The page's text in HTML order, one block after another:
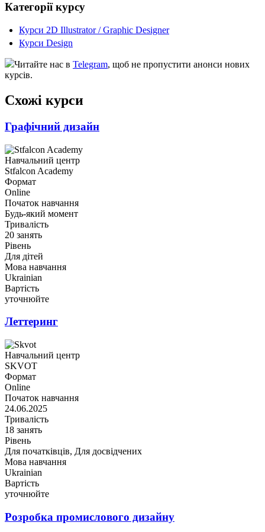
Категорії курсу
Курси 2D Illustrator / Graphic Designer
Курси Design
Читайте нас в Telegram, щоб не пропустити анонси нових
курсів.
Схожі курси
Графічний дизайн
Навчальний центр
Stfalcon Academy
Формат
Online
Початок навчання
Будь-який момент
Тривалість
20 занять
Рівень
Для дітей
Мова навчання
Ukrainian
Вартість
уточнюйте
Леттеринг
Навчальний центр
SKVOT
Формат
Online
Початок навчання
24.06.2025
Тривалість
18 занять
Рівень
Для початківців, Для досвідчених
Мова навчання
Ukrainian
Вартість
уточнюйте
Розробка промислового дизайну